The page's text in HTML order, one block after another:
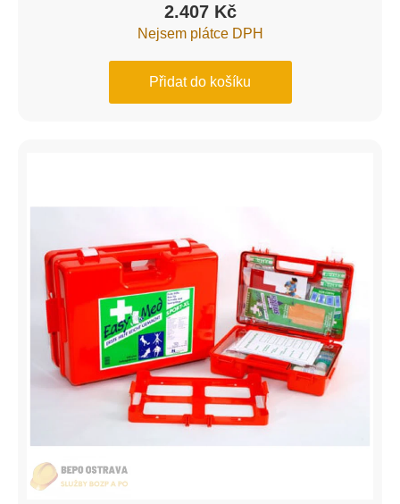
2.407 Kč
Nejsem plátce DPH
Přidat do košíku